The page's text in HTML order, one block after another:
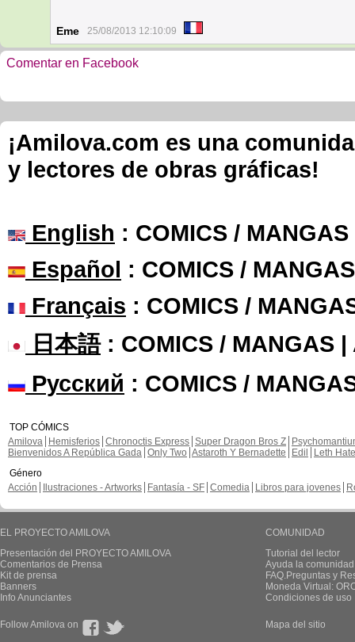
Eme 25/08/2013 12:10:09
Comentar en Facebook
¡Amilova.com es una
y lectores de obras gráficas!
English : COMICS /
Español : COMICS /
Français : COMICS /
日本語: COMICS / MANGAS |
Русский : COMICS /
TOP CÓMICS
Amilova
Hemisferios Chronoctis Express Super Dragon Bros Z
Bienvenidos A República Gada Only Two Astaroth Y Bernadette Edil
Leth Hate
Género
Acción
Ilustraciones - Artworks Fantasía - SF Comedia Libros para jovenes
EL PROYECTO AMILOVA
Presentación del PROYECTO AMILOVA
Comentarios de Prensa
Kit de prensa
Banners
Info Anunciantes
COMUNIDAD
Tutorial del lector
Ayuda la
FAQ.Preguntas y
Moneda Virtual:
Condiciones de uso
Follow Amilova on Mapa del sitio